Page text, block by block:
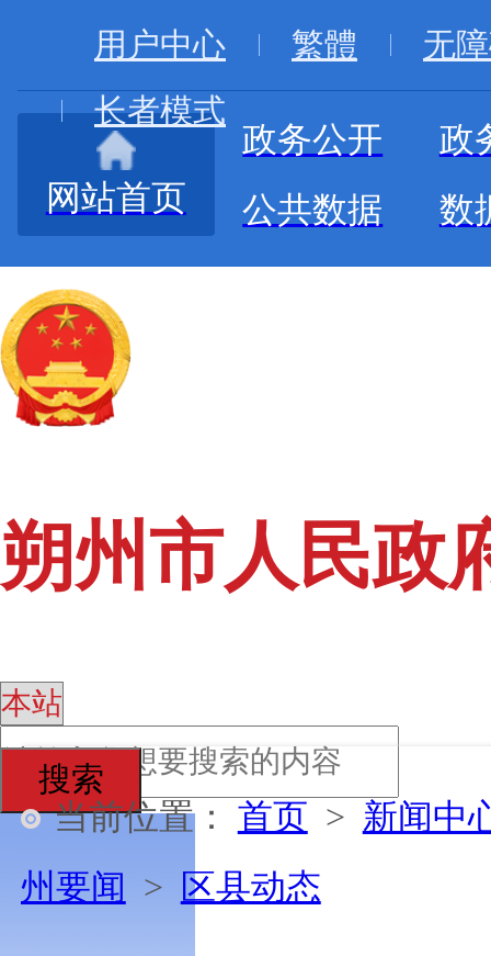
用户中心 繁體
无
长者模式
网站首页
政务公开
政
公共数据
数
朔州市人民政
搜索
当前位置： 首页 > 新闻中
州要闻 > 区县动态